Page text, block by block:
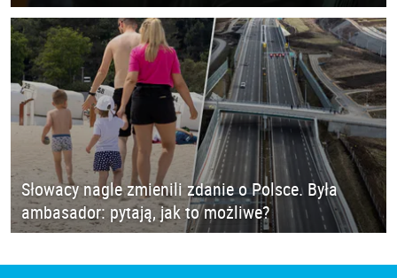
Słowacy nagle zmienili zdanie o Polsce. Była
ambasador: pytają, jak to możliwe?